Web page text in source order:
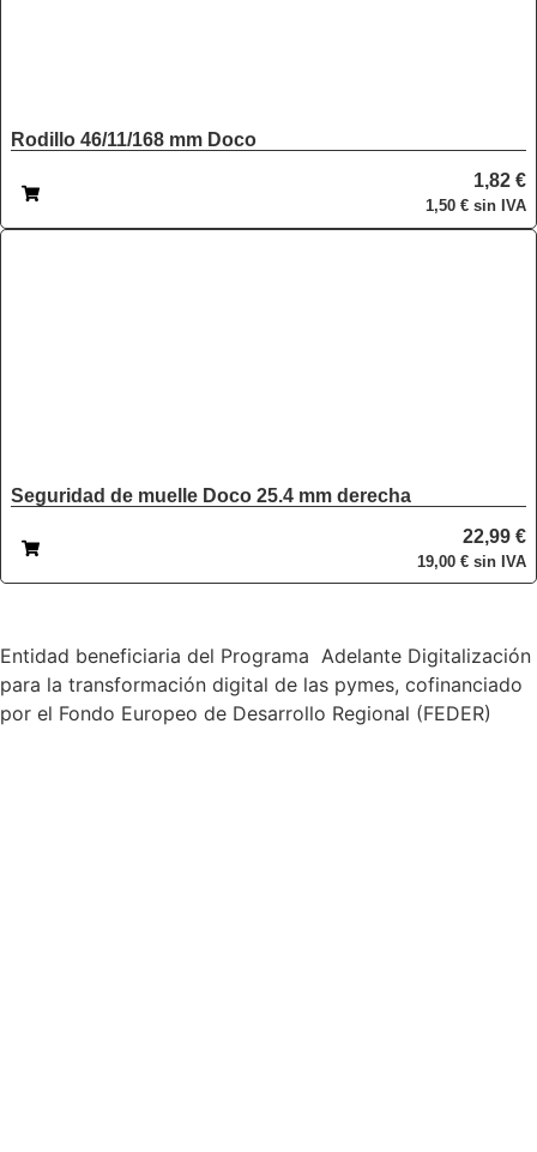
Rodillo 46/11/168 mm Doco
1,82 €
1,50 € sin IVA
Seguridad de muelle Doco 25.4 mm derecha
22,99 €
19,00 € sin IVA
Entidad beneficiaria del Programa Adelante Digitalización
para la transformación digital de las pymes, cofinanciado
por el Fondo Europeo de Desarrollo Regional (FEDER)